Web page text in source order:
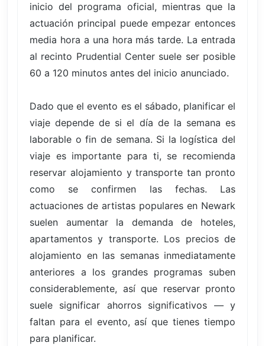
inicio del programa oficial, mientras que la
actuación principal puede empezar entonces
media hora a una hora más tarde. La entrada
al recinto Prudential Center suele ser posible
60 a 120 minutos antes del inicio anunciado.
Dado que el evento es el sábado, planificar el
viaje depende de si el día de la semana es
laborable o fin de semana. Si la logística del
viaje es importante para ti, se recomienda
reservar alojamiento y transporte tan pronto
como se confirmen las fechas. Las
actuaciones de artistas populares en Newark
suelen aumentar la demanda de hoteles,
apartamentos y transporte. Los precios de
alojamiento en las semanas inmediatamente
anteriores a los grandes programas suben
considerablemente, así que reservar pronto
suele significar ahorros significativos — y
faltan para el evento, así que tienes tiempo
para planificar.